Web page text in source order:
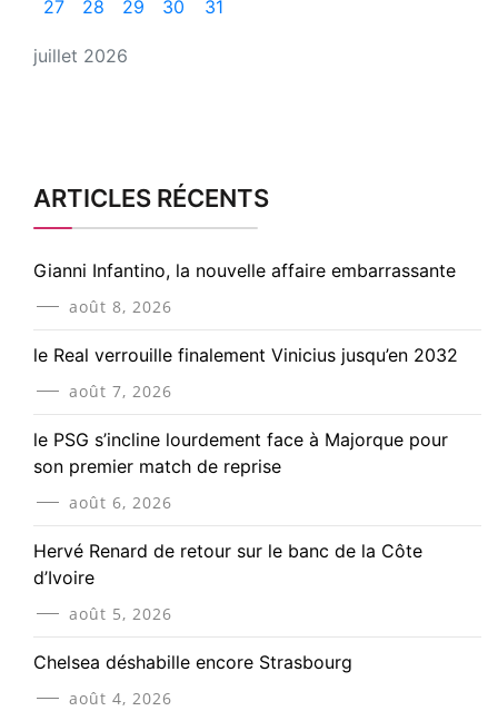
juillet 2026
27 28 29 30 31
ARTICLES RÉCENTS
Gianni Infantino, la nouvelle affaire embarrassante
août 8, 2026
le Real verrouille finalement Vinicius jusqu’en 2032
août 7, 2026
le PSG s’incline lourdement face à Majorque pour
son premier match de reprise
août 6, 2026
Hervé Renard de retour sur le banc de la Côte
d’Ivoire
août 5, 2026
Chelsea déshabille encore Strasbourg
août 4, 2026